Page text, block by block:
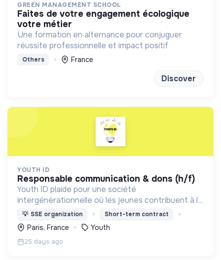
GREEN MANAGEMENT SCHOOL
faites de votre engagement écologique
votre métier
Une formation en alternance pour conjuguer
réussite professionnelle et impact positif
Others France
Discover
YOUTH ID
responsable communication & dons (h/f)
Youth ID plaide pour une société
intergénérationnelle où les jeunes contribuent à la
construction d’un monde durable. Accompagner la
jeunesse, plus particulièrement les publics
prioritaires, à agir
💡 SSE organization Short-term contract
Paris, France Youth
25 days ago